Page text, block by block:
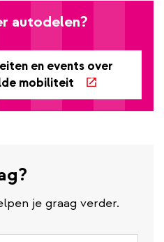
en events over
mobiliteit
autodelen?
je graag verder.